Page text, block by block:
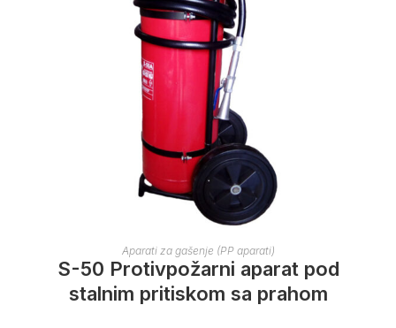
Aparati za gašenje (PP aparati)
S-50 Protivpožarni aparat pod
stalnim pritiskom sa prahom